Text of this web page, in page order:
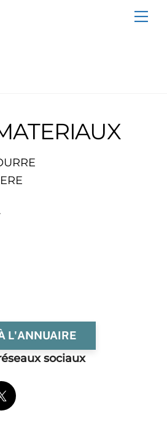
L'ANNUAIRE
sociaux